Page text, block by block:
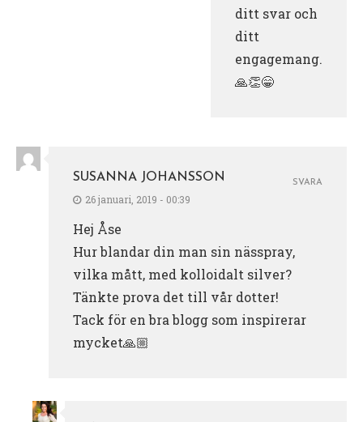
ditt svar och
ditt
engagemang.
🙏👏😁
SUSANNA JOHANSSON
26 januari, 2019 - 00:39
Hej Åse
Hur blandar din man sin nässpray,
vilka mått, med kolloidalt silver?
Tänkte prova det till vår dotter!
Tack för en bra blogg som inspirerar
mycket🙏🏼
SVARA